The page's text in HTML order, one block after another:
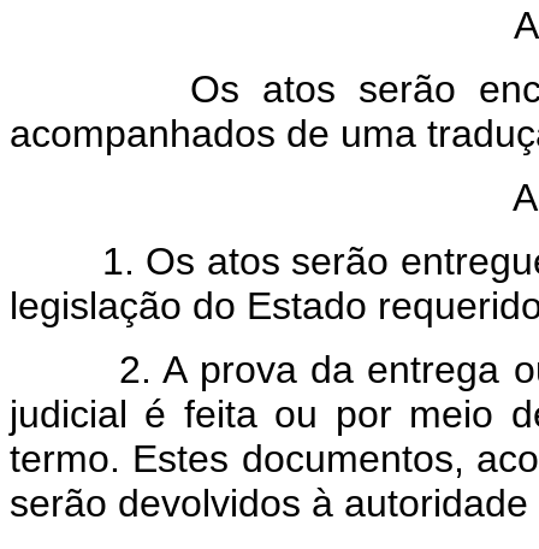
Os atos serão
acompanhados de uma
1. Os atos serão
legislação do Estado
2. A prova da entrega ou
judicial é feita ou por meio
termo. Estes documentos,
serão devolvidos à